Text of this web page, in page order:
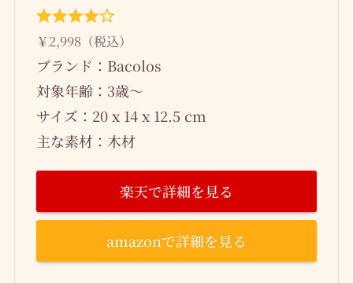
￥2,998（税込）
ブランド：Bacolos
対象年齢：3歳～
サイズ：20 x 14 x 12.5 cm
主な素材：木材
楽天で詳細を見る
amazonで詳細を見る